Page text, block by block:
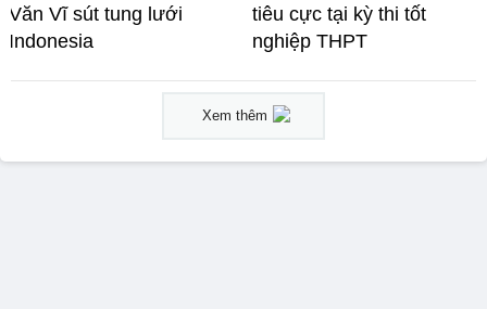
Văn Vĩ sút tung lưới
Indonesia
tiêu cực tại kỳ thi tốt
nghiệp THPT
Xem thêm